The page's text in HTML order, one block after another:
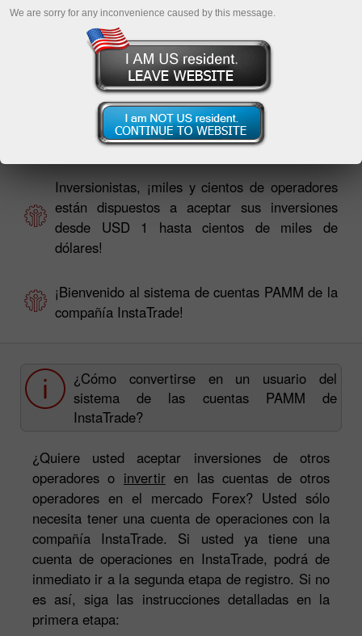
Operadores, ¡sus inversionistas ya lo están
buscando en el monitoreo de cuentas PAMM!
Inversionistas, ¡miles y cientos de operadores
están dispuestos a aceptar sus inversiones
desde USD 1 hasta cientos de miles de
dólares!
¡Bienvenido al sistema de cuentas PAMM de la
compañía InstaTrade!
¿Cómo convertirse en un usuario del
sistema de las cuentas PAMM de
InstaTrade?
¿Quiere usted aceptar inversiones de otros
operadores o invertiren las cuentas de otros
operadores en el mercado Forex? Usted sólo
necesita tener una cuenta de operaciones con la
compañía InstaTrade. Si usted ya tiene una
cuenta de operaciones en InstaTrade, podrá de
inmediato ir a la segunda etapa de registro. Si no
es así, siga las instrucciones detalladas en la
primera etapa:
We are sorry for any inconvenience caused by this message.